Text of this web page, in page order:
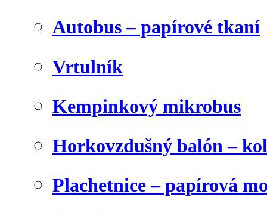
Autobus – papírové tkaní
Vrtulník
Kempinkový mikrobus
Horkovzdušný balón –
Plachetnice – papírová